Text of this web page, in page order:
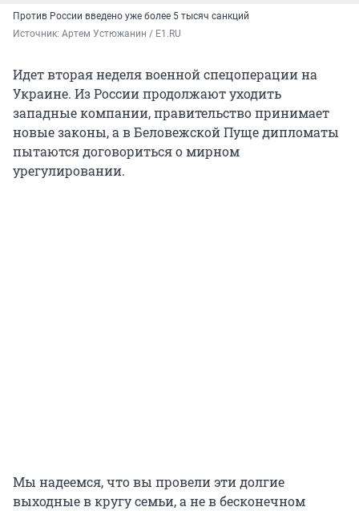
Против России введено уже более 5 тысяч санкций
Источник: Артем Устюжанин / E1.RU
Идет вторая неделя военной спецоперации на
Украине. Из России продолжают уходить
западные компании, правительство принимает
новые законы, а в Беловежской Пуще дипломаты
пытаются договориться о мирном
урегулировании.
Мы надеемся, что вы провели эти долгие
выходные в кругу семьи, а не в бесконечном